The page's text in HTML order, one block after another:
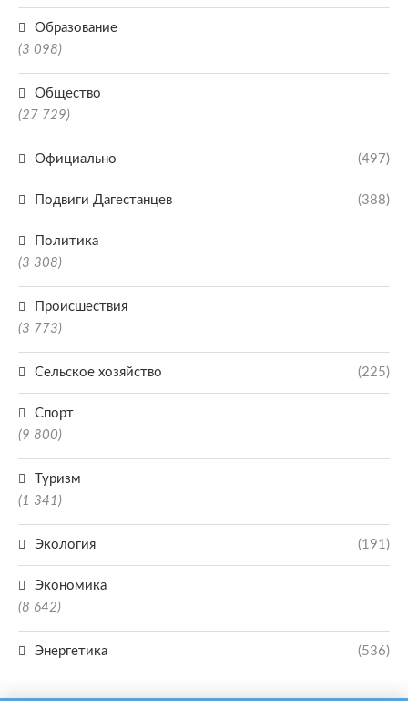
Образование
(3 098)
Общество
(27 729)
Официально (497)
Подвиги Дагестанцев (388)
Политика
(3 308)
Происшествия
(3 773)
Сельское хозяйство (225)
Спорт
(9 800)
Туризм
(1 341)
Экология (191)
Экономика
(8 642)
Энергетика (536)